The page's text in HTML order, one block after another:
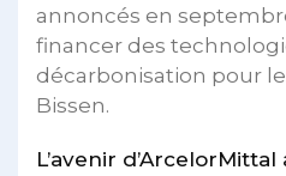
annoncés en
financer des
décarbonisation pour
Bissen.
L’avenir